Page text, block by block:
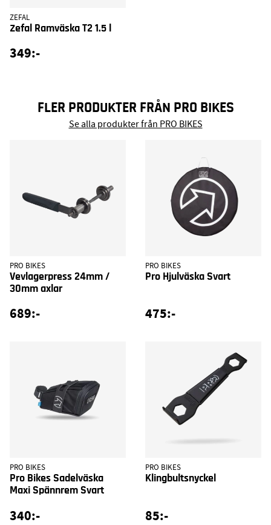
ZEFAL
Zefal Ramväska T2 1.5 l
349:-
FLER PRODUKTER FRÅN PRO BIKES
Se alla produkter från PRO BIKES
PRO BIKES
Vevlagerpress 24mm /
30mm axlar
689:-
PRO BIKES
Pro Hjulväska Svart
475:-
PRO BIKES
Pro Bikes Sadelväska
Maxi Spännrem Svart
340:-
PRO BIKES
Klingbultsnyckel
85:-